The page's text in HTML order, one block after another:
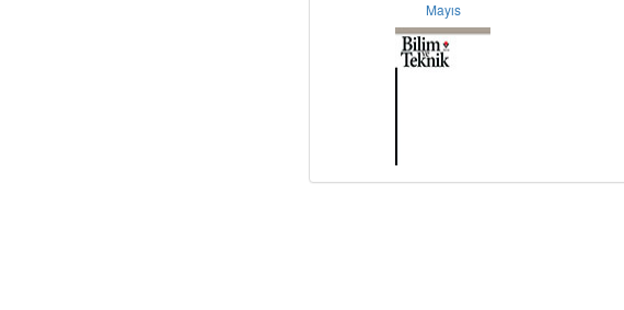
Mayıs